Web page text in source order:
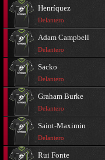
Henríquez
Delantero
Adam Campbell
Delantero
Sacko
Delantero
Graham Burke
Delantero
Saint-Maximin
Delantero
Rui Fonte